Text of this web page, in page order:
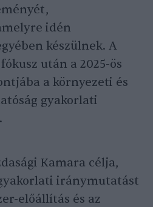
idén
készülnek. A
után a 2025-ös
a környezeti és
gyakorlati
Kamara célja,
iránymutatást
előállítás és az